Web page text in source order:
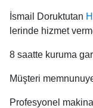
İsmail Doruktutan
lerinde hizmet
8 saatte kuruma
Müşteri
Profesyonel